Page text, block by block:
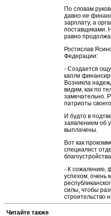
По словам
давно не
зарплату, а
поставщиками.
равно
Ростислав
Федерации:
- Создается
капли
Возникла
видим, как по
замечательно.
патриоты
И будто в
заявлением об
выплачены.
Вот как
специалист
- К сожалению,
успехом, очень
силы, чтобы
строительство
Читайте также